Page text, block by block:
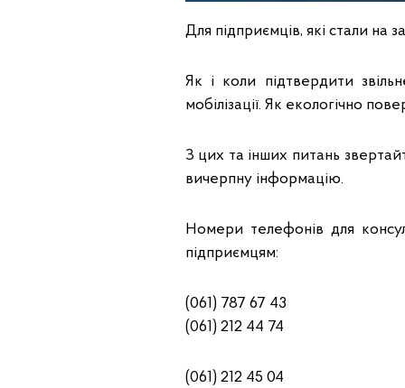
Для підприємців, які стали на
Як і коли підтвердити
мобілізації. Як екологічно
З цих та інших питань
вичерпну інформацію.
Номери телефонів для
підприємцям:
(061) 787 67 43
(061) 212 44 74
(061) 212 45 04